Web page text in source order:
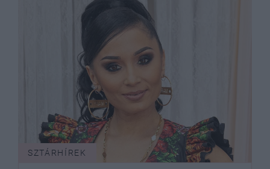
SZTÁRHÍREK